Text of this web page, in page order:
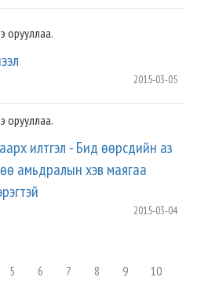
орууллаа.
2015-03-05
орууллаа.
илтгэл - Бид өөрсдийн аз
амьдралын хэв маягаа
2015-03-04
5 6 7 8 9
10